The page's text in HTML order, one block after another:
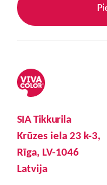
SIA Tikkurila
Krūzes iela 23 k-3,
Rīga, LV-1046
Latvija